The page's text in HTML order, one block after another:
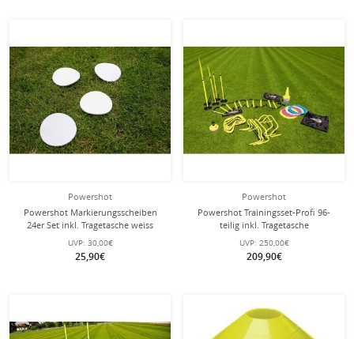
Powershot
Powershot Markierungsscheiben
24er Set inkl. Tragetasche weiss
UVP: 30,00€
25,90€
Powershot
Powershot Trainingsset-Profi 96-
teilig inkl. Tragetasche
UVP: 250,00€
209,90€